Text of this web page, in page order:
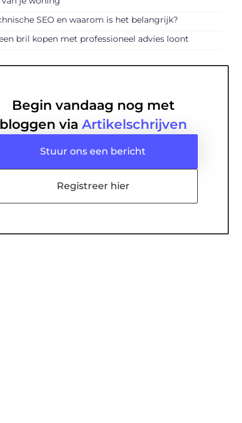
SEO en waarom is het belangrijk?
bril kopen met professioneel advies loont
Begin vandaag nog met
bloggen via Artikelschrijven
Stuur ons een bericht
Registreer hier